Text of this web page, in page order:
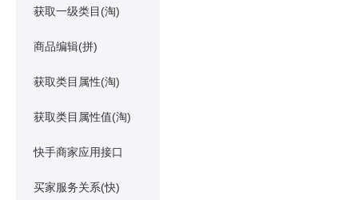
获取一级类目(淘)
商品编辑(拼)
获取类目属性(淘)
获取类目属性值(淘)
快手商家应用接口
买家服务关系(快)